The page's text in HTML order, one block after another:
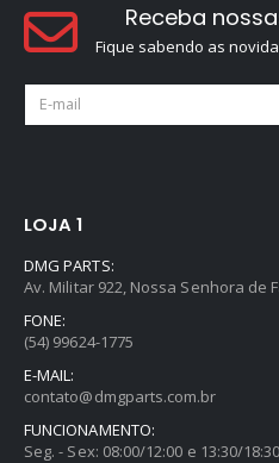
Receba
Fique sabendo as
LOJA 1
DMG PARTS:
Av. Militar 922, Nossa Senhora de
FONE:
(54) 99624-1775
E-MAIL:
contato@dmgparts.com.br
FUNCIONAMENTO:
Seg. - Sex: 08:00/12:00 e 13:30/